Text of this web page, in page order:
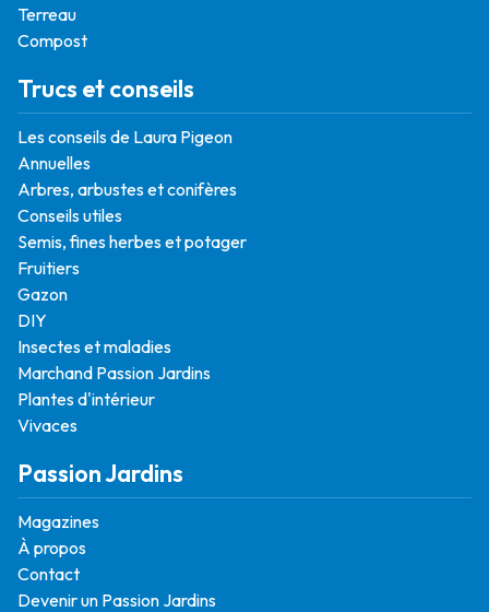
Terreau
Compost
Trucs et conseils
Les conseils de Laura Pigeon
Annuelles
Arbres, arbustes et conifères
Conseils utiles
Semis, fines herbes et potager
Fruitiers
Gazon
DIY
Insectes et maladies
Marchand Passion Jardins
Plantes d'intérieur
Vivaces
Passion Jardins
Magazines
À propos
Contact
Devenir un Passion Jardins